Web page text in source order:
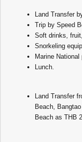
Land Transfer
Trip by Speed
Soft drinks,
Snorkeling
Marine National
Lunch.
Land Transfer
Beach,
Beach as THB